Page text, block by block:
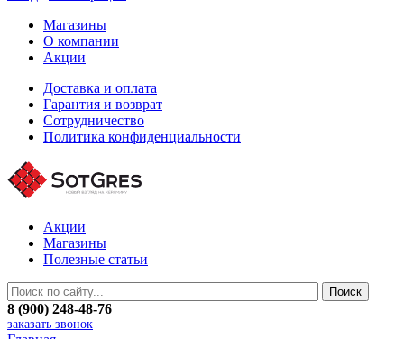
Магазины
О компании
Акции
Доставка и оплата
Гарантия и возврат
Сотрудничество
Политика конфиденциальности
Акции
Магазины
Полезные статьи
8 (900) 248-48-76
заказать звонок